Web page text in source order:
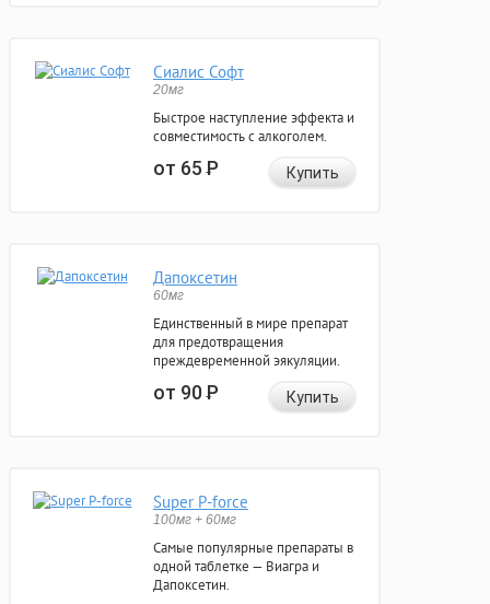
Сиалис Софт
20мг
Быстрое наступление эффекта и
совместимость с алкоголем.
от 65Р Купить
Дапоксетин
60мг
Единственный в мире препарат
для предотвращения
преждевременной эякуляции.
от 90Р Купить
Super P-force
100мг + 60мг
Самые популярные препараты в
одной таблетке — Виагра и
Дапоксетин.